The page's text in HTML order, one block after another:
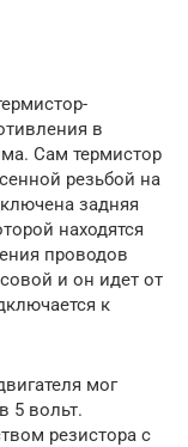
в
Сам термистор
резьбой на
задняя
находятся
проводов
и он идет от
к
мог
5 вольт.
резистора с